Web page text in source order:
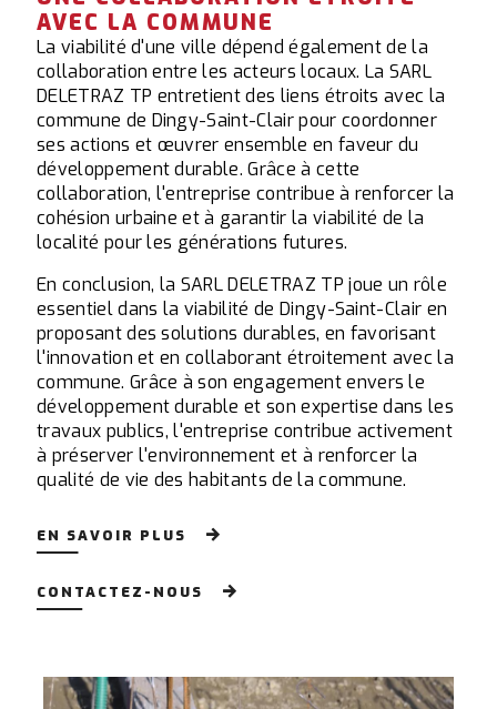
AVEC LA COMMUNE
La viabilité d'une ville dépend également de la
collaboration entre les acteurs locaux. La SARL
DELETRAZ TP entretient des liens étroits avec la
commune de Dingy-Saint-Clair pour coordonner
ses actions et œuvrer ensemble en faveur du
développement durable. Grâce à cette
collaboration, l'entreprise contribue à renforcer la
cohésion urbaine et à garantir la viabilité de la
localité pour les générations futures.
En conclusion, la SARL DELETRAZ TP joue un rôle
essentiel dans la viabilité de Dingy-Saint-Clair en
proposant des solutions durables, en favorisant
l'innovation et en collaborant étroitement avec la
commune. Grâce à son engagement envers le
développement durable et son expertise dans les
travaux publics, l'entreprise contribue activement
à préserver l'environnement et à renforcer la
qualité de vie des habitants de la commune.
EN SAVOIR PLUS
CONTACTEZ-NOUS